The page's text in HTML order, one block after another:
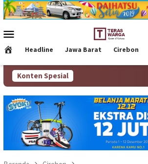
Loncat
ke
Mobile
Headline Jawa Barat Cirebon
Konten Spesial